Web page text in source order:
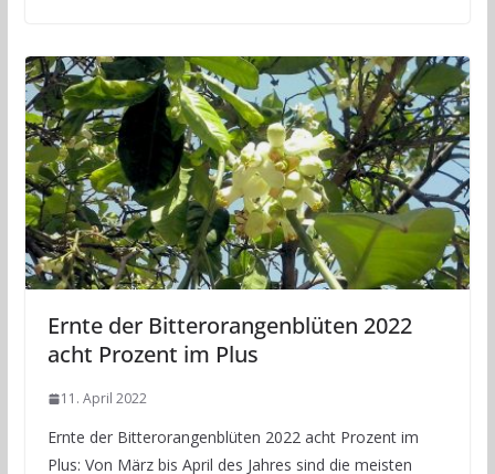
Ernte der Bitterorangenblüten 2022
acht Prozent im Plus
11. April 2022
Ernte der Bitterorangenblüten 2022 acht Prozent im
Plus: Von März bis April des Jahres sind die meisten